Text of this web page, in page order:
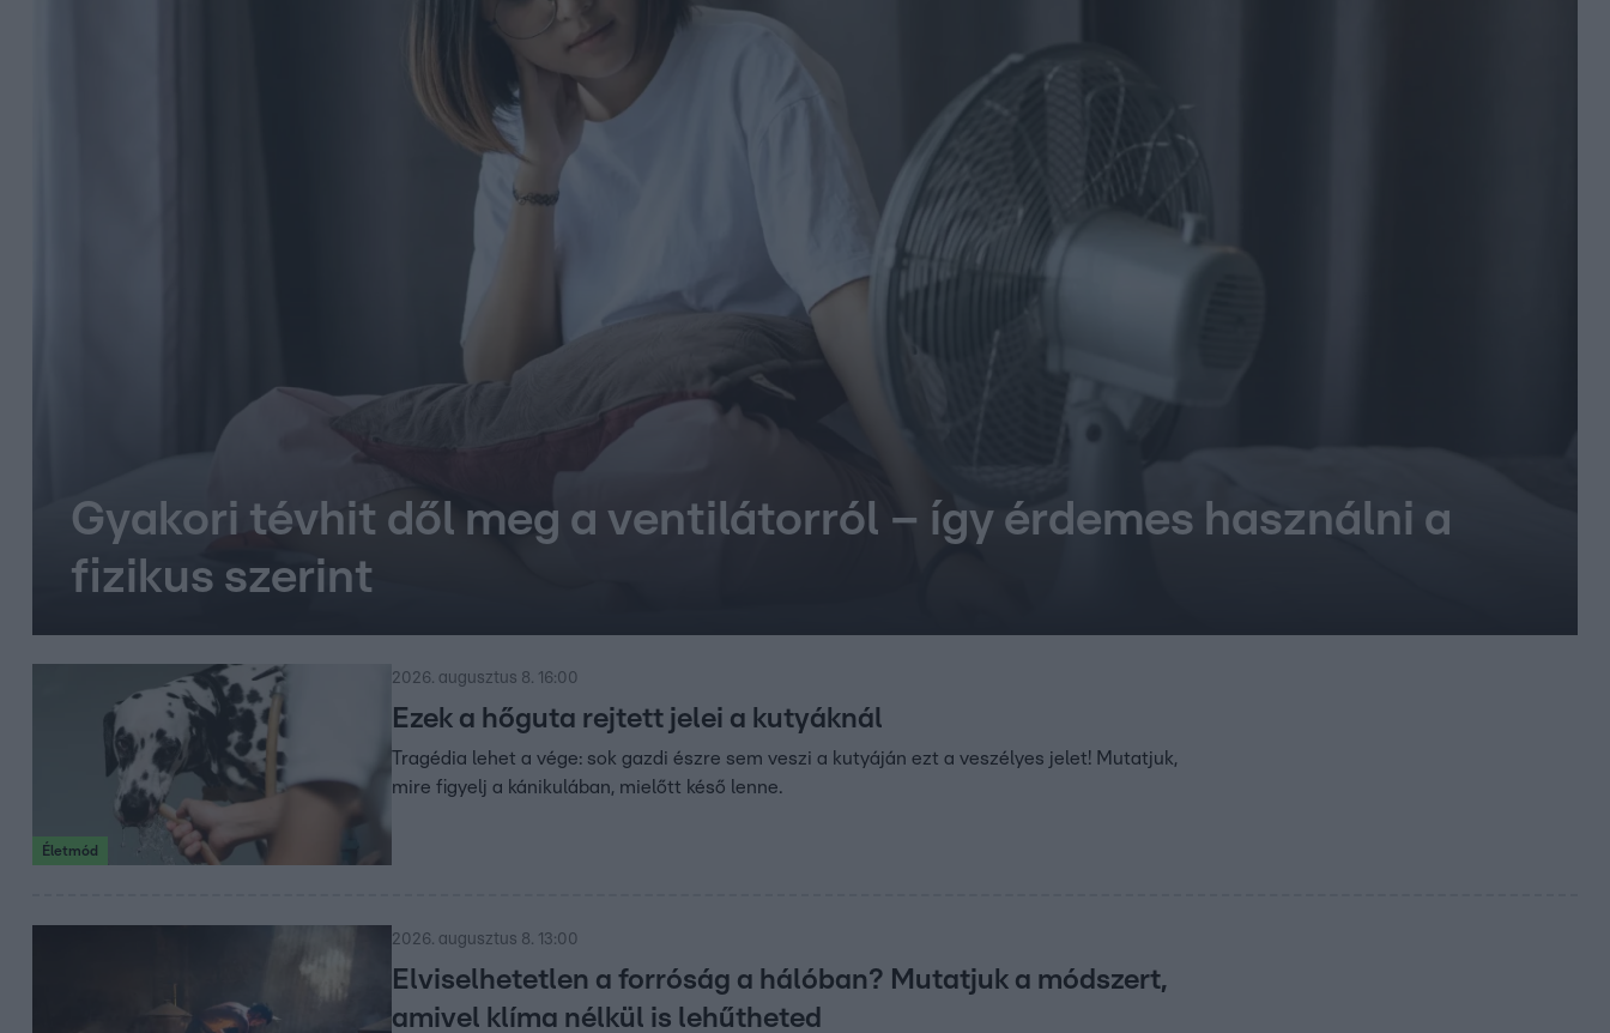
Gyakori tévhit dől meg a ventilátorról – így érdemes használni a
fizikus szerint
Életmód
2026. augusztus 8. 16:00
Ezek a hőguta rejtett jelei a kutyáknál
Tragédia lehet a vége: sok gazdi észre sem veszi a kutyáján ezt a veszélyes jelet! Mutatjuk,
mire figyelj a kánikulában, mielőtt késő lenne.
2026. augusztus 8. 13:00
Elviselhetetlen a forróság a hálóban? Mutatjuk a módszert,
amivel klíma nélkül is lehűtheted